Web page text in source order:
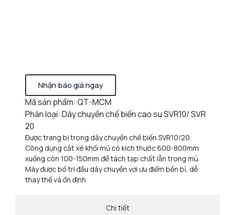
Nhận báo giá ngay
Mã sản phẩm: QT-MCM
Phân loại: Dây chuyền chế biến cao su SVR10/ SVR
20
Được trang bị trong dây chuyền chế biến SVR10/20.
Công dụng cắt xé khối mủ có kích thước 600-800mm
xuống còn 100-150mm để tách tạp chất lẫn trong mủ.
Máy được bố trí đầu dây chuyền vơi ưu điểm bền bỉ, dễ
thay thế và ổn định
Chi tiết